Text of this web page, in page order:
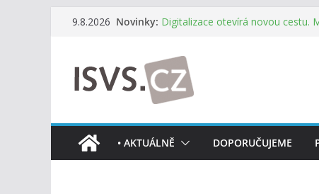
Přeskočit
9.8.2026 Novinky: Informace o obcích vždy po ruce.
mobilní aplikaci
mohou více spolupracovat
DIA: Stát poprvé v historii
testování digitálních služeb
DIA: Informační systém
RVIS – Výbor pro architekturu a
z nového jednání
• AKTUÁLNĚ DOPORUČUJEME